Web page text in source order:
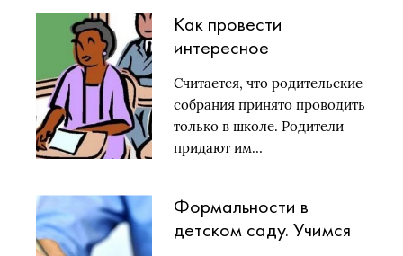
Как провести
интересное
собрание в детском
саду
Считается, что родительские
собрания принято проводить
только в школе. Родители
придают им…
Формальности в
детском саду. Учимся